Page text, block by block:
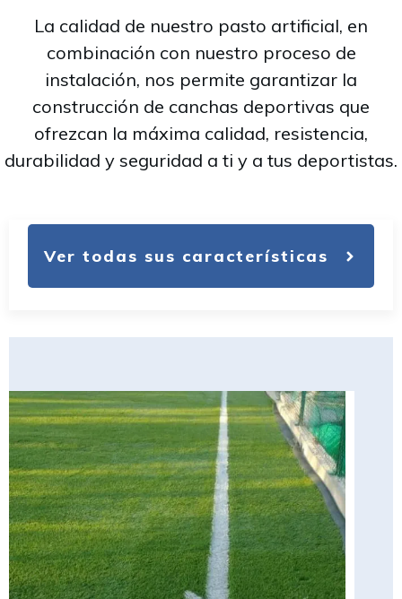
La calidad de nuestro pasto artificial, en
combinación con nuestro proceso de
instalación, nos permite garantizar la
construcción de canchas deportivas que
ofrezcan la máxima calidad, resistencia,
durabilidad y seguridad a ti y a tus deportistas.
Ver todas sus características